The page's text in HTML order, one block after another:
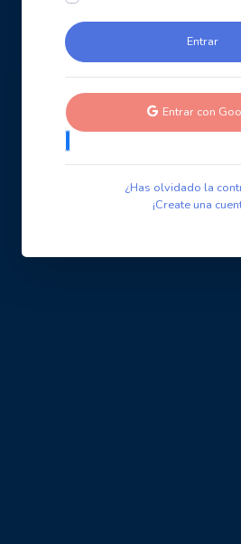
Entrar con
¿Has olvidado la
¡Create una